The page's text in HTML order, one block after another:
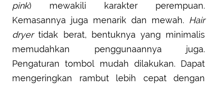
pink) mewakili karakter perempuan.
Kemasannya juga menarik dan mewah. Hair
dryertidak berat, bentuknya yang minimalis
memudahkan penggunaannya juga.
Pengaturan tombol mudah dilakukan. Dapat
mengeringkan rambut lebih cepat dengan